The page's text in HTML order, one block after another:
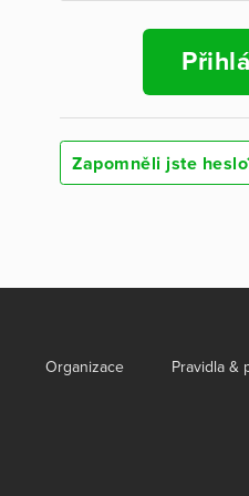
Zapomněli jste
Organizace Pravidla &